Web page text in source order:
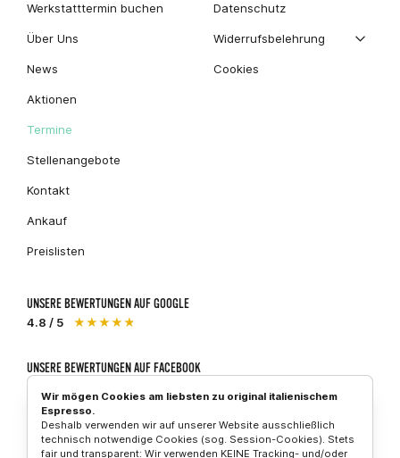
Werkstatttermin buchen
Über Uns
News
Aktionen
Termine
Stellenangebote
Kontakt
Ankauf
Preislisten
Datenschutz
Widerrufsbelehrung
Cookies
UNSERE BEWERTUNGEN AUF GOOGLE
4.8 / 5
★★★★★
UNSERE BEWERTUNGEN AUF FACEBOOK
Piaggio
Wir mögen Cookies am liebsten zu original italienischem
Espresso.
Deshalb verwenden wir auf unserer Website ausschließlich
technisch notwendige Cookies (sog. Session-Cookies). Stets
fair und transparent: Wir verwenden KEINE Tracking- und/oder